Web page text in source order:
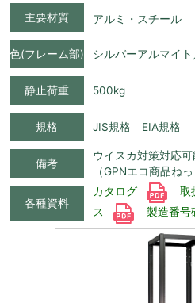
主要材質 アルミ・スチール
色(フレーム部) シルバーアルマイ
静止荷重 500kg
規格 JIS規格 EIA規格
備考
ウイスカ対策対応
（GPNエコ商品ねっ
各種資料
カタログ 取
ス
製造番号